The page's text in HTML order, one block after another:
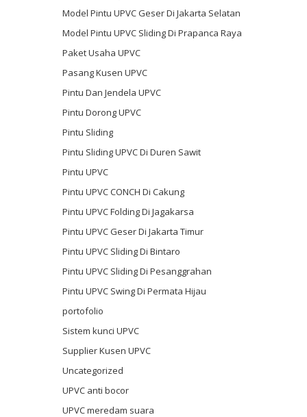
Model Pintu UPVC Geser Di Jakarta Selatan
Model Pintu UPVC Sliding Di Prapanca Raya
Paket Usaha UPVC
Pasang Kusen UPVC
Pintu Dan Jendela UPVC
Pintu Dorong UPVC
Pintu Sliding
Pintu Sliding UPVC Di Duren Sawit
Pintu UPVC
Pintu UPVC CONCH Di Cakung
Pintu UPVC Folding Di Jagakarsa
Pintu UPVC Geser Di Jakarta Timur
Pintu UPVC Sliding Di Bintaro
Pintu UPVC Sliding Di Pesanggrahan
Pintu UPVC Swing Di Permata Hijau
portofolio
Sistem kunci UPVC
Supplier Kusen UPVC
Uncategorized
UPVC anti bocor
UPVC meredam suara